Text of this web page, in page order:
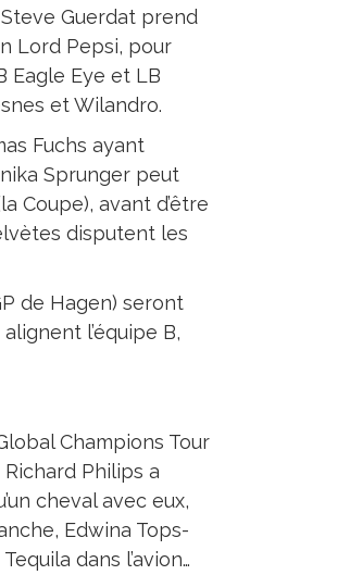
Guerdat prend
Lord Pepsi, pour
Eagle Eye et LB
et Wilandro.
Fuchs ayant
Sprunger peut
Coupe), avant d’être
disputent les
de Hagen) seront
l’équipe B,
Champions Tour
Philips a
cheval avec eux,
Edwina Tops-
dans l’avion…